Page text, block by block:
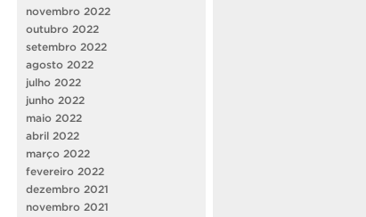
novembro 2022
outubro 2022
setembro 2022
agosto 2022
julho 2022
junho 2022
maio 2022
abril 2022
março 2022
fevereiro 2022
dezembro 2021
novembro 2021